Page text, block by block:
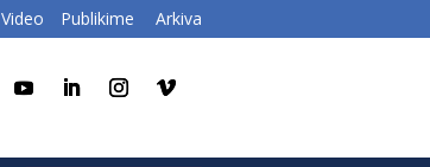
Video Publikime Arkiva